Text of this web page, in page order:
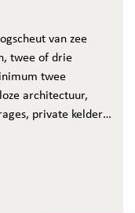
van zee
twee of drie
twee
architectuur,
private kelders,
isolatie, E peil
Bezoek ons